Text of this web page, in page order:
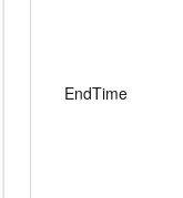
EndTime